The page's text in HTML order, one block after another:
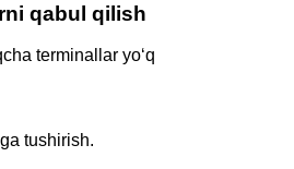
qabul qilish
terminallar yoʻq
tushirish.